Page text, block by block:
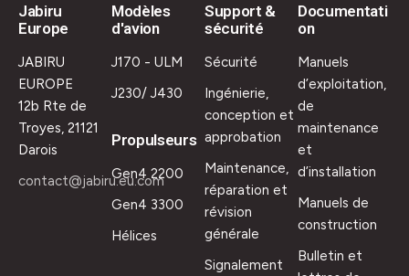
Jabiru
Europe
JABIRU
EUROPE
12b Rte de
Troyes, 21121
Darois
contact@jabiru.eu.com
Modèles
d'avion
J170 - ULM
J230/ J430
Propulseurs
Gen4 2200
Gen4 3300
Hélices
Support &
sécurité
Sécurité
Ingénierie,
conception et
approbation
Maintenance,
réparation et
révision
générale
Signalement
Documentati
on
Manuels
d’exploitation,
de
maintenance
et
d’installation
Manuels de
construction
Bulletin et